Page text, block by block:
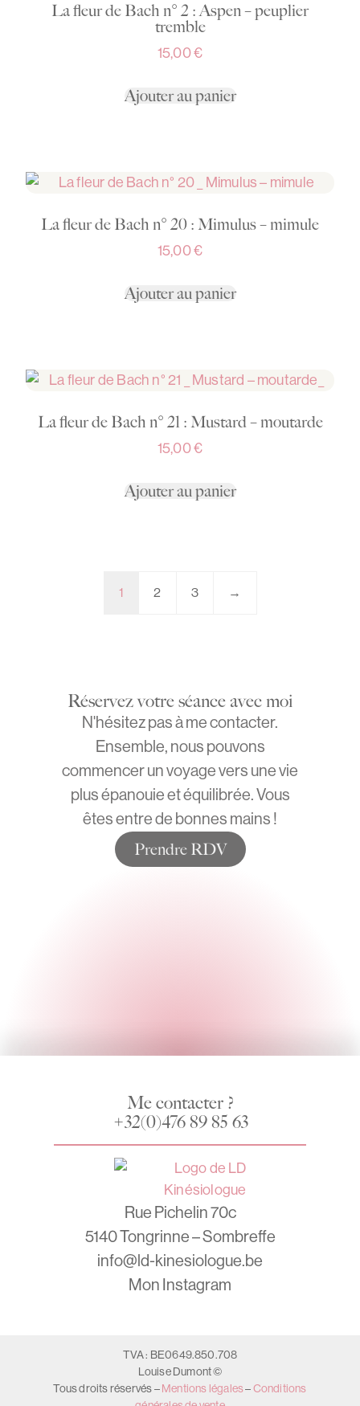
La fleur de Bach n° 2 : Aspen – peuplier
tremble
15,00€
Ajouter au panier
La fleur de Bach n° 20 : Mimulus – mimule
15,00€
Ajouter au panier
La fleur de Bach n° 21 : Mustard – moutarde
15,00€
Ajouter au panier
1 2 3 →
Réservez votre séance avec moi
N'hésitez pas à me contacter.
Ensemble, nous pouvons
commencer un voyage vers une vie
plus épanouie et équilibrée. Vous
êtes entre de bonnes mains !
Prendre RDV
Me contacter ?
+32(0)476 89 85 63
Rue Pichelin 70c
5140 Tongrinne – Sombreffe
info@ld-kinesiologue.be
Mon Instagram
TVA : BE0649.850.708
Louise Dumont ©
Tous droits réservés –Mentions légales–Conditions